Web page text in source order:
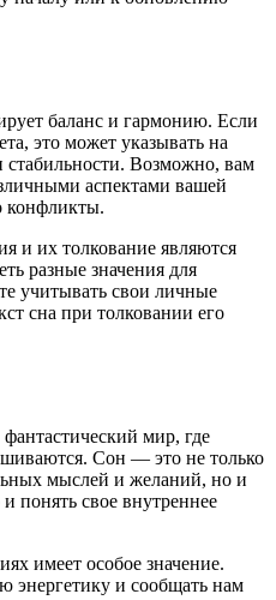
баланс и гармонию. Если
это может указывать на
Возможно, вам
аспектами вашей
конфликты.
и их толкование являются
разные значения для
учитывать свои личные
сна при толковании его
мир, где
Сон — это не только
мыслей и желаний, но и
понять свое внутреннее
имеет особое значение.
энергетику и сообщать нам